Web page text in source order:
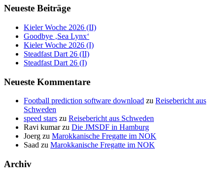
Neueste Beiträge
Kieler Woche 2026 (II)
Goodbye ‚Sea Lynx‘
Kieler Woche 2026 (I)
Steadfast Dart 26 (II)
Steadfast Dart 26 (I)
Neueste Kommentare
Football prediction software download zu Reisebericht aus
Schweden
speed stars zu Reisebericht aus Schweden
Ravi kumarzu Die JMSDF in Hamburg
Joerg zu Marokkanische Fregatte im NOK
Saad zu Marokkanische Fregatte im NOK
Archiv